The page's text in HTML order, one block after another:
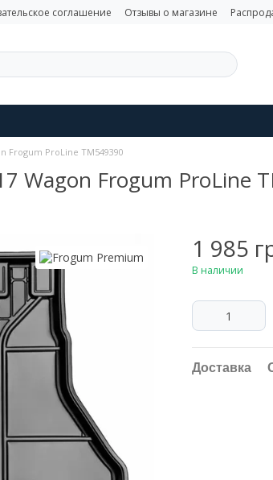
соглашение Отзывы о магазине
Frogum ProLine TM549390
Wagon Frogum ProLine
1 985
В наличии
Доставка